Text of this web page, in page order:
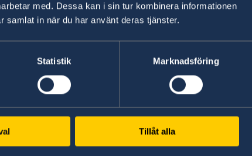
med. Dessa kan i sin tur kombinera informationen
samlat in när du har använt deras tjänster.
Statistik Marknadsföring
Tillåt alla
to all countries is available here. In some
apply – for more information, select a country
down list.
Consulate